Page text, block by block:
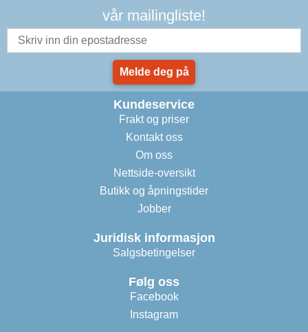
vår mailingliste!
Melde deg på
Kundeservice
Frakt og priser
Kontakt oss
Om oss
Nettside-oversikt
Butikk og åpningstider
Jobber
Juridisk informasjon
Salgsbetingelser
Følg oss
Facebook
Instagram